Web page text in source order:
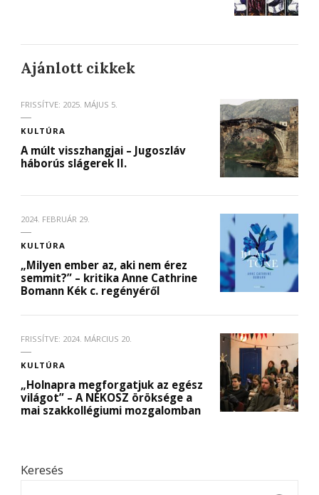
Ajánlott cikkek
FRISSÍTVE: 2025. MÁJUS 5.
KULTÚRA
A múlt visszhangjai – Jugoszláv
háborús slágerek II.
2024. FEBRUÁR 29.
KULTÚRA
„Milyen ember az, aki nem érez
semmit?” – kritika Anne Cathrine
Bomann Kék c. regényéről
FRISSÍTVE: 2024. MÁRCIUS 20.
KULTÚRA
„Holnapra megforgatjuk az egész
világot” – A NÉKOSZ öröksége a
mai szakkollégiumi mozgalomban
Keresés